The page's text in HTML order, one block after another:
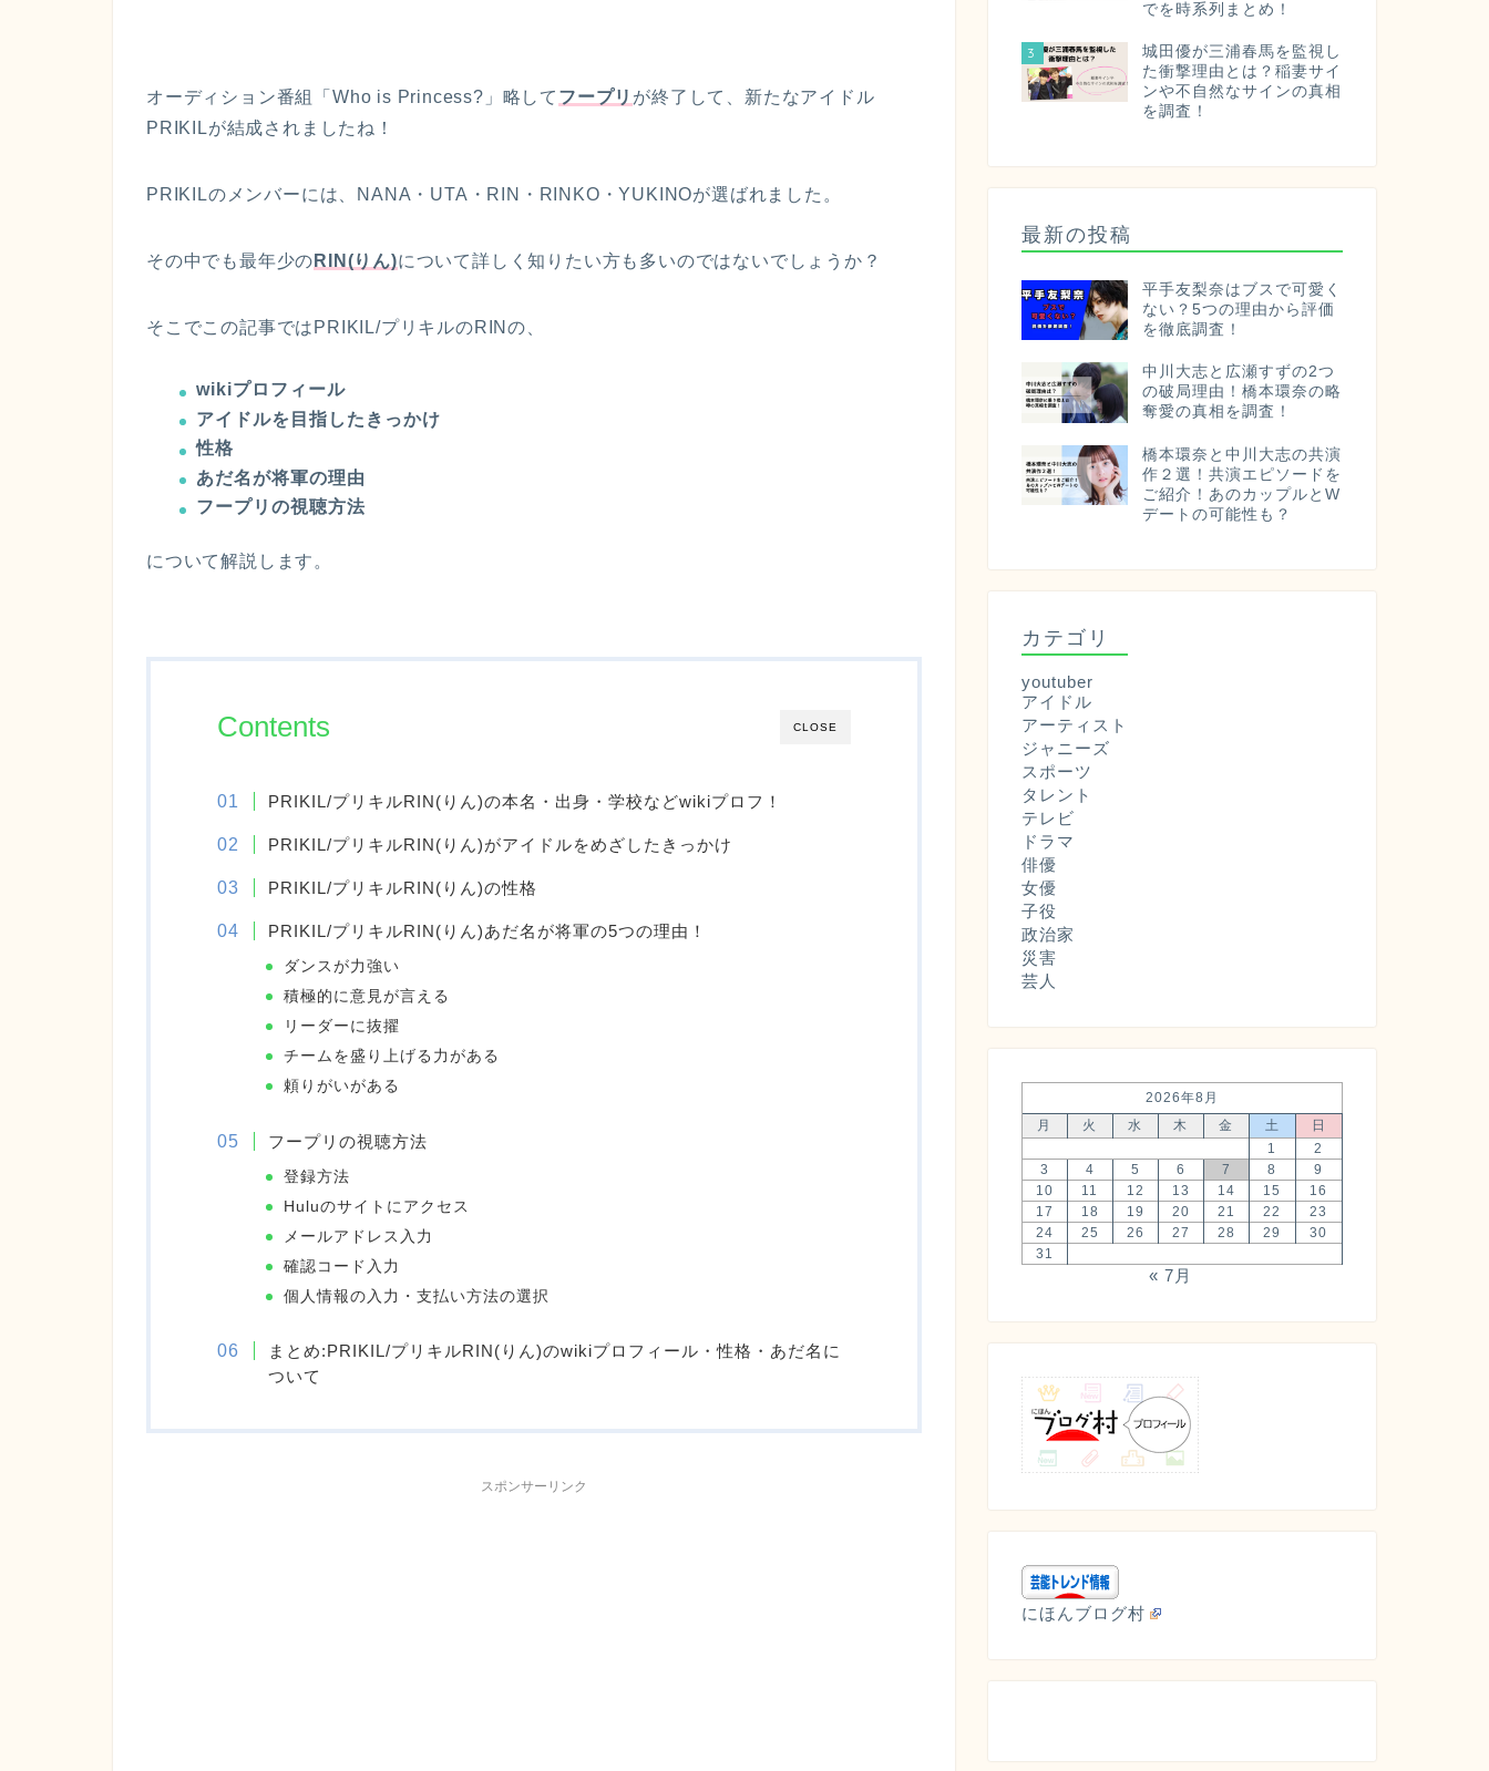
オーディション番組「Who is Princess?」略して フープリ が終了して、新たなアイドル
PRIKILが結成されましたね！
PRIKILのメンバーには、NANA・UTA・RIN・RINKO・YUKINOが選ばれました。
その中でも最年少の RIN(りん)について詳しく知りたい方も多いのではないでしょうか？
そこでこの記事ではPRIKIL/プリキルのRINの、
wikiプロフィール
アイドルを目指したきっかけ
性格
あだ名が将軍の理由
フープリの視聴方法
について解説します。
CLOSE
Contents
PRIKIL/プリキルRIN(りん)の本名・出身・学校などwikiプロフ！
PRIKIL/プリキルRIN(りん)がアイドルをめざしたきっかけ
PRIKIL/プリキルRIN(りん)の性格
PRIKIL/プリキルRIN(りん)あだ名が将軍の5つの理由！
ダンスが力強い
積極的に意見が言える
リーダーに抜擢
チームを盛り上げる力がある
頼りがいがある
フープリの視聴方法
登録方法
Huluのサイトにアクセス
メールアドレス入力
確認コード入力
個人情報の入力・支払い方法の選択
まとめ:PRIKIL/プリキルRIN(りん)のwikiプロフィール・性格・あだ名に
ついて
スポンサーリンク
でを時系列まとめ！
3
城田優が三浦春馬を監視し
た衝撃理由とは？稲妻サイ
ンや不自然なサインの真相
を調査！
最新の投稿
平手友梨奈はブスで可愛く
ない？5つの理由から評価
を徹底調査！
中川大志と広瀬すずの2つ
の破局理由！橋本環奈の略
奪愛の真相を調査！
橋本環奈と中川大志の共演
作２選！共演エピソードを
ご紹介！あのカップルとW
デートの可能性も？
カテゴリ
youtuber
アイドル
アーティスト
ジャニーズ
スポーツ
タレント
テレビ
ドラマ
俳優
女優
子役
政治家
災害
芸人
2026年8月
月
火 水 木 金 土
日
1
2
3
4 5 6 7 8
9
10
11 12 13 14 15
16
17
18 19 20 21 22
23
24
25 26 27 28 29
30
31
« 7月
にほんブログ村